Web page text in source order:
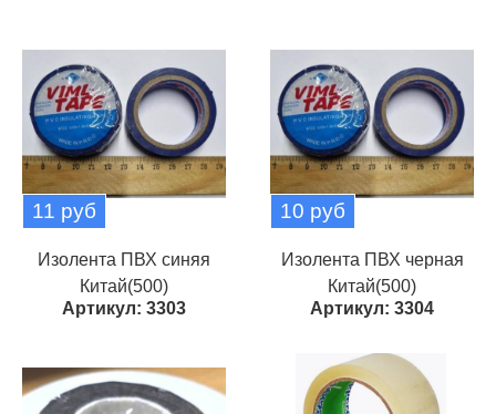
11 руб
Изолента ПВХ синяя
Китай(500)
Артикул: 3303
10 руб
Изолента ПВХ черная
Китай(500)
Артикул: 3304